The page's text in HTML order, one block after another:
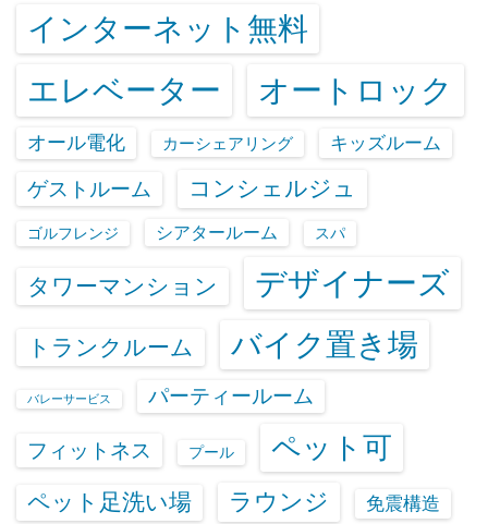
インターネット無料
エレベーター オートロック
オール電化 カーシェアリング キッズルーム
ゲストルーム コンシェルジュ
ゴルフレンジ シアタールーム スパ
タワーマンション デザイナーズ
トランクルーム バイク置き場
バレーサービス パーティールーム
フィットネス プール ペット可
ペット足洗い場 ラウンジ 免震構造